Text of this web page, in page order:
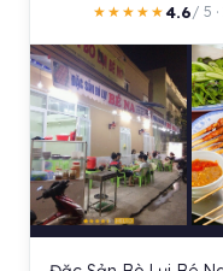
★★★★★4.6/ 5